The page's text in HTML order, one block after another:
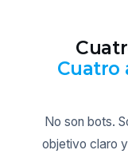
Cuatro
No son bots.
objetivo claro